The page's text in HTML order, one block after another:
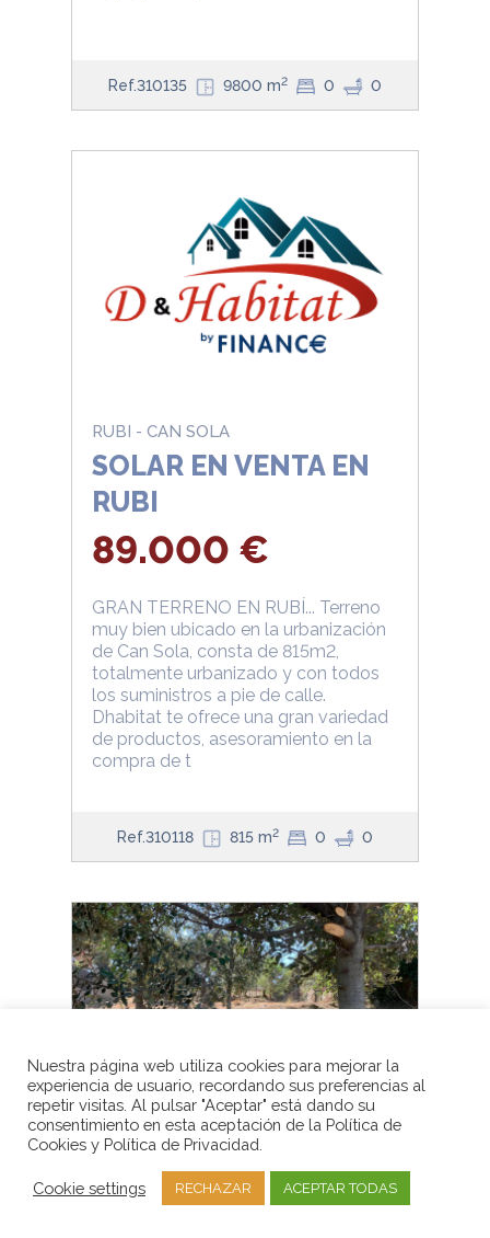
Ref.310135 9800 m2 0 0
RUBI - CAN SOLA
SOLAR EN VENTA EN
RUBI
89.000 €
GRAN TERRENO EN RUBÍ... Terreno
muy bien ubicado en la urbanización
de Can Sola, consta de 815m2,
totalmente urbanizado y con todos
los suministros a pie de calle.
Dhabitat te ofrece una gran variedad
de productos, asesoramiento en la
compra de t
Ref.310118 815 m2 0 0
RUBI -
Nuestra página web utiliza cookies para mejorar la
experiencia de usuario, recordando sus preferencias al
repetir visitas. Al pulsar "Aceptar" está dando su
consentimiento en esta aceptación de la Política de
Cookies y Política de Privacidad.
Cookie settings RECHAZAR ACEPTAR TODAS